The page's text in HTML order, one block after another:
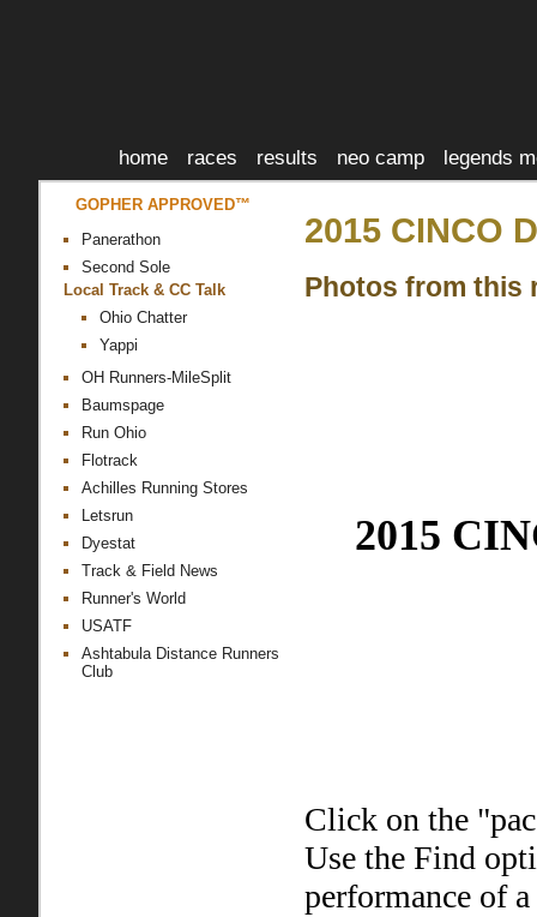
home races results neo camp legends
GOPHER APPROVED™
Panerathon
Second Sole
Local Track & CC Talk
Ohio Chatter
Yappi
OH Runners-MileSplit
Baumspage
Run Ohio
Flotrack
Achilles Running Stores
Letsrun
Dyestat
Track & Field News
Runner's World
USATF
Ashtabula Distance Runners
Club
2015 CINCO
Photos from this
2015
Click on the
Use the Find
performance of